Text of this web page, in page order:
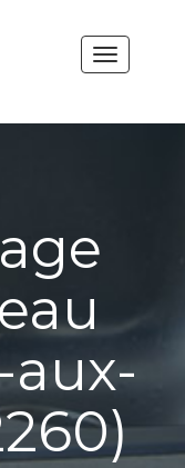
Toggle
aux-